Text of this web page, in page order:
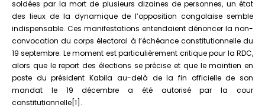
soldées par la mort de plusieurs dizaines de personnes, un état
des lieux de la dynamique de l’opposition congolaise semble
indispensable. Ces manifestations entendaient dénoncer la non-
convocation du corps électoral à l’échéance constitutionnelle du
19 septembre. Le moment est particulièrement critique pour la RDC,
alors que le report des élections se précise et que le maintien en
poste du président Kabila au-delà de la fin officielle de son
mandat le 19 décembre a été autorisé par la cour
constitutionnelle[1].